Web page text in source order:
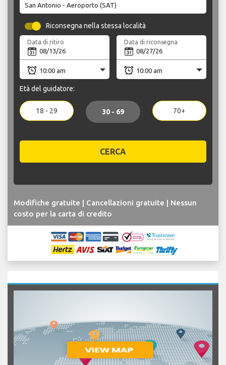
Riconsegna nella stessa località
Data di ritiro Data di riconsegna
Età del guidatore:
18 - 29 30 - 69 70+
CERCA
Modifiche gratuite | Cancellazioni gratuite | Nessun
costo per la carta di credito